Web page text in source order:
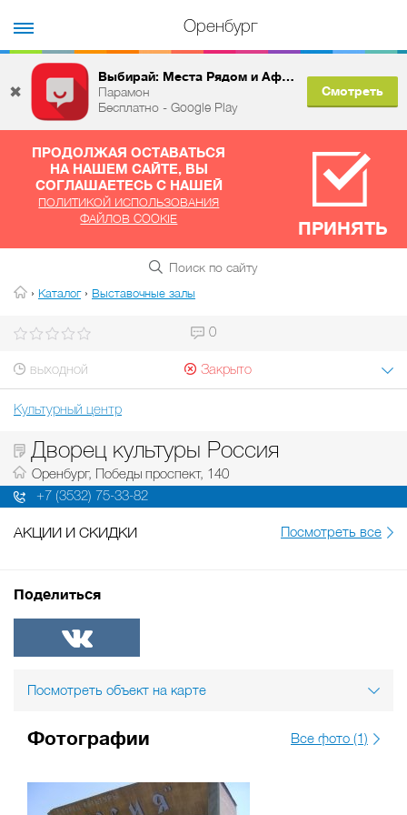
✖
Выбирай: Места Рядом и Афиша
Парамон
Бесплатно - Google Play
Смотреть
ПРОДОЛЖАЯ ОСТАВАТЬСЯ
НА НАШЕМ САЙТЕ, ВЫ
СОГЛАШАЕТЕСЬ С НАШЕЙ
ПОЛИТИКОЙ ИСПОЛЬЗОВАНИЯ
ФАЙЛОВ COOKIE
ПРИНЯТЬ
Оренбург
› Каталог› Выставочные залы
0
выходной Закрыто
Культурный центр
Дворец культуры Россия
Оренбург, Победы проспект, 140
+7 (3532) 75-33-82
Посмотреть все
АКЦИИ И СКИДКИ
Поделиться
Посмотреть объект на карте
Фотографии Все фото (1)